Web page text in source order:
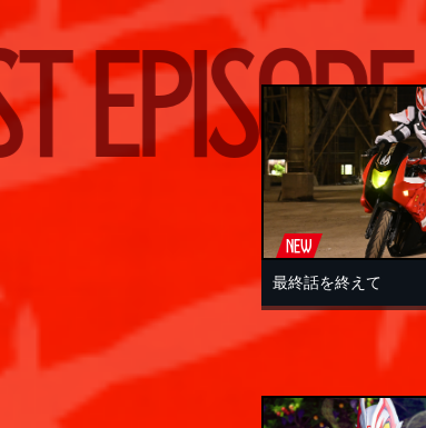
LIST
NEW
最終話を終えて